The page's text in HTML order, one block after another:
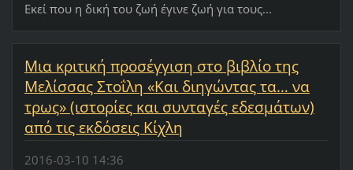
Εκεί που η δική του ζωή έγινε ζωή για τους...
Μια κριτική προσέγγιση στο βιβλίο της
Μελίσσας Στοΐλη «Και διηγώντας τα… να
τρως» (ιστορίες και συνταγές εδεσμάτων)
από τις εκδόσεις Κίχλη
2016-03-10 14:36